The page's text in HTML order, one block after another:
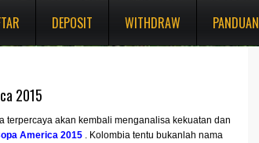
DEPOSIT WITHDRAW PANDUAN
2015
terpercaya akan kembali menganalisa kekuatan dan
America 2015 . Kolombia tentu bukanlah nama